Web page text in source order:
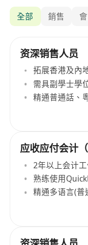
全部 銷售
资深销售人员
拓展香港及內
需具副學士學
精通普通話、
应收应付会计（
2年以上会计
熟练使用
精通多语言(普